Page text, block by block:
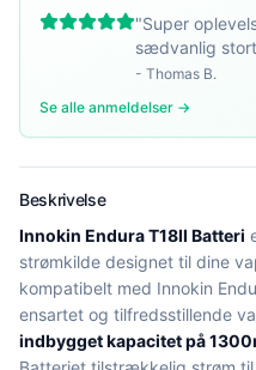
"Super
sædvanlig
- Thomas B.
Se alle anmeldelser →
Beskrivelse
Innokin Endura T18II Batteri
strømkilde designet til dine
kompatibelt med Innokin
ensartet og tilfredsstillende
indbygget kapacitet på